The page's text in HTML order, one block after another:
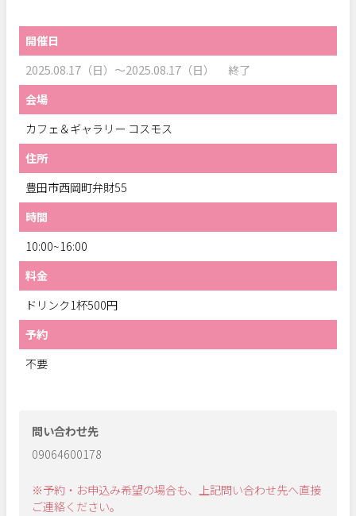
開催日
2025.08.17（日）～2025.08.17（日） 終了
会場
カフェ＆ギャラリー コスモス
住所
豊田市西岡町弁財55
時間
10:00~16:00
料金
ドリンク1杯500円
予約
不要
問い合わせ先
09064600178
※予約・お申込み希望の場合も、上記問い合わせ先へ直接
ご連絡ください。